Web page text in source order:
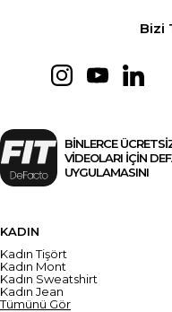
Bizi
BİNLERCE
VİDEOLARI İÇİN
UYGULAMASINI
KADIN
Kadın Tişört
Kadın Mont
Kadın Sweatshirt
Kadın Jean
Tümünü Gör